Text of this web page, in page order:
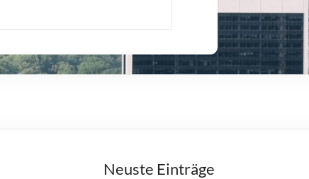
Neuste Einträge